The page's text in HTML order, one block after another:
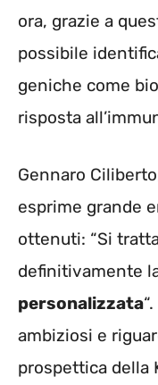
ora, grazie a
possibile
geniche come
risposta
Gennaro
esprime grande
ottenuti: “Si
definitivamente
personalizzata
ambiziosi e
prospettica della